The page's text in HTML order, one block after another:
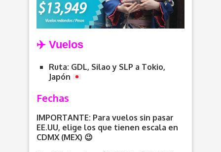
✈️ Vuelos
Ruta: GDL, Silao y SLP a Tokio,
Japón
Fechas
IMPORTANTE: Para vuelos sin pasar
EE.UU, elige los que tienen escala en
CDMX (MEX) 😉